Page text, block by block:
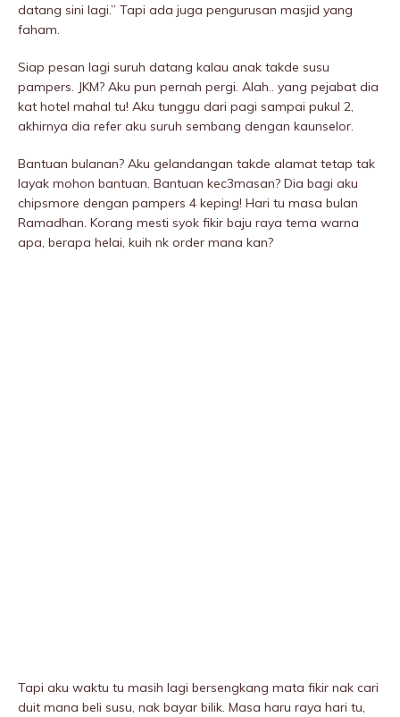
datang sini lagi.” Tapi ada juga pengurusan masjid yang
faham.
Siap pesan lagi suruh datang kalau anak takde susu
pampers. JKM? Aku pun pernah pergi. Alah.. yang pejabat dia
kat hotel mahal tu! Aku tunggu dari pagi sampai pukuI 2,
akhirnya dia refer aku suruh sembang dengan kaunselor.
Bantuan bulanan? Aku gelandangan takde alamat tetap tak
layak mohon bantuan. Bantuan kec3masan? Dia bagi aku
chipsmore dengan pampers 4 keping! Hari tu masa bulan
Ramadhan. Korang mesti syok fikir baju raya tema warna
apa, berapa helai, kuih nk order mana kan?
Tapi aku waktu tu masih lagi bersengkang mata fikir nak cari
duit mana beli susu, nak bayar bilik. Masa haru raya hari tu,